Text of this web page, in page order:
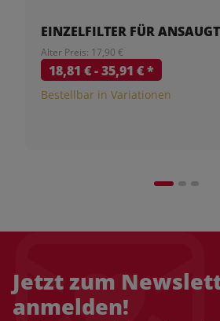
EINZELFILTER FÜR
Alter Preis: 17,90 €
18,81 € -35,91 €*
Bestellbar in Variationen
Jetzt zum
anmelden!